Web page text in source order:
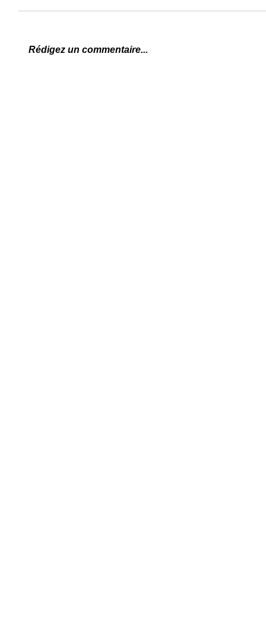
Rédigez un commentaire...